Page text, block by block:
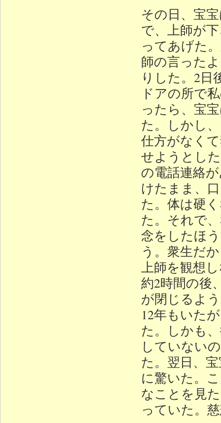
その日、宝
で、上師が
ってあげた
師の言った
りした。2日
ドアの所で
ったら、宝
た。しかし
仕方がなく
せようとし
の電話連絡
けたまま、
た。体は硬
た。それで
念をしたほ
う。衆生だ
上師を観想
約2時間の後
が閉じるよ
12年もいた
た。しかも
していない
た。翌日、
に驚いた。
なことを見
っていた。